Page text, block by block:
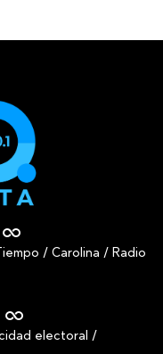
/ Carolina / Radio
electoral /